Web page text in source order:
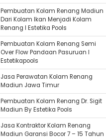
Pembuatan Kolam Renang Madiun
Dari Kolam Ikan Menjadi Kolam
Renang I Estetika Pools
Pembuatan Kolam Renang Semi
Over Flow Pandaan Pasuruan I
Estetikapools
Jasa Perawatan Kolam Renang
Madiun Jawa Timur
Pembuatan Kolam Renang Dr. Sigit
Madiun By Estetika Pools
Jasa Kontraktor Kolam Renang
Madiun Garansi Bocor 7 – 15 Tahun